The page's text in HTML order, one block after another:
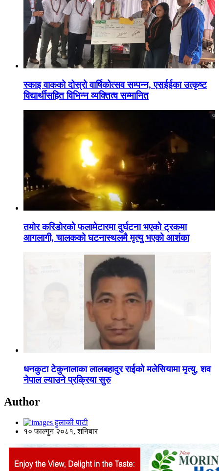
स्काइ वाकको दोस्रो वार्षिकोत्सव सम्पन्न, एसईईका उत्कृष्ट
विद्यार्थीसहित विभिन्न व्यक्तित्व सम्मानित
तमोर करिडोरको फलामेटारमा दुर्घटना भएको ट्रकमा
आगलागी, चालकको घटनास्थलमै मृत्यु भएको आशंका
धनकुटा टेकुनालाका लालबहादुर राईको मलेसियामा मृत्यु, शव
नेपाल ल्याउने प्रक्रिया सुरु
Author
हुलाकी पाटी
१० फाल्गुन २०८१, शनिबार